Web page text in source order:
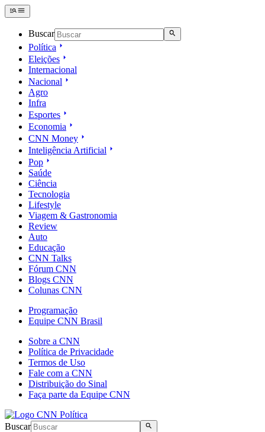
Buscar
Política
Eleições
Internacional
Nacional
Agro
Infra
Esportes
Economia
CNN Money
Inteligência Artificial
Pop
Saúde
Ciência
Tecnologia
Lifestyle
Viagem & Gastronomia
Review
Auto
Educação
CNN Talks
Fórum CNN
Blogs CNN
Colunas CNN
Programação
Equipe CNN Brasil
Sobre a CNN
Política de Privacidade
Termos de Uso
Fale com a CNN
Distribuição do Sinal
Faça parte da Equipe CNN
Buscar